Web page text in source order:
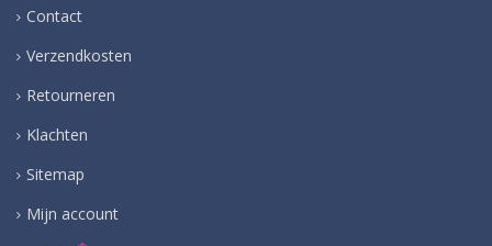
Contact
Verzendkosten
Retourneren
Klachten
Sitemap
Mijn account